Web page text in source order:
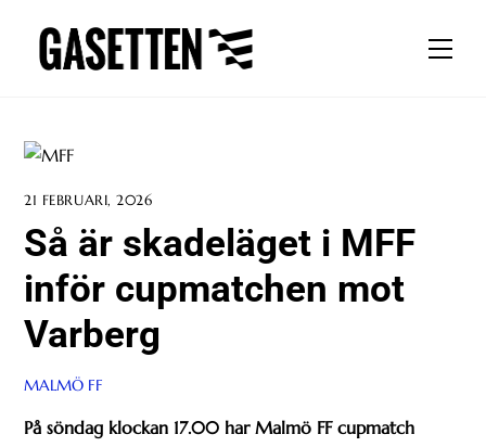
content
21 FEBRUARI, 2026
Så är skadeläget i MFF
inför cupmatchen mot
Varberg
MALMÖ FF
På söndag klockan 17.00 har Malmö FF cupmatch